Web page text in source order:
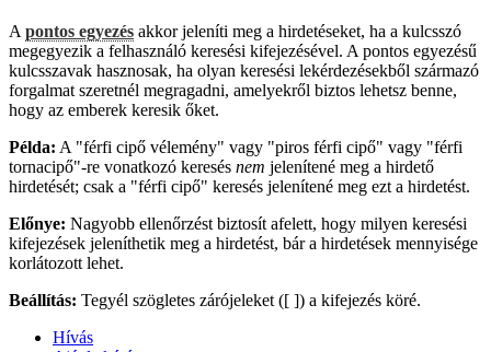
Apontos egyezés akkor jeleníti meg a hirdetéseket, ha a kulcsszó
megegyezik a felhasználó keresési kifejezésével. A pontos egyezésű
kulcsszavak hasznosak, ha olyan keresési lekérdezésekből származó
forgalmat szeretnél megragadni, amelyekről biztos lehetsz benne,
hogy az emberek keresik őket.
Példa: A "férfi cipő vélemény" vagy "piros férfi cipő" vagy "férfi
tornacipő"-re vonatkozó keresés nem jelenítené meg a hirdető
hirdetését; csak a "férfi cipő" keresés jelenítené meg ezt a hirdetést.
Előnye: Nagyobb ellenőrzést biztosít afelett, hogy milyen keresési
kifejezések jeleníthetik meg a hirdetést, bár a hirdetések mennyisége
korlátozott lehet.
Beállítás: Tegyél szögletes zárójeleket ([ ]) a kifejezés köré.
Hívás